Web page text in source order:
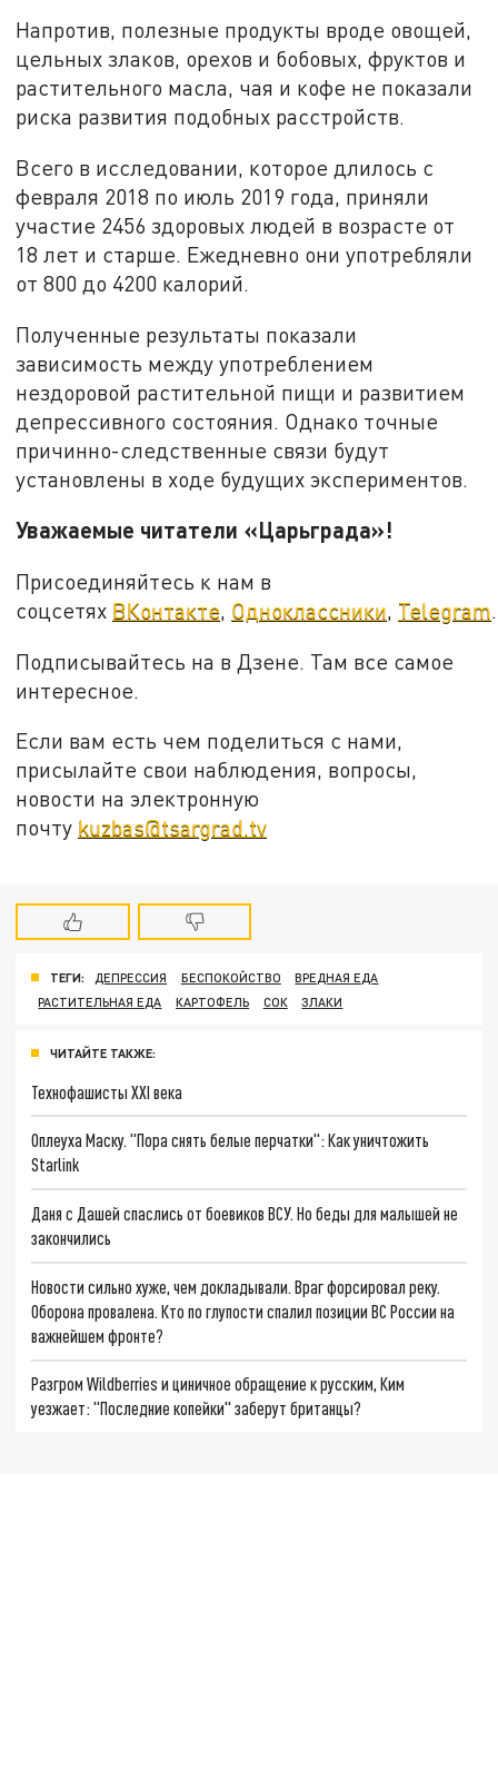
Напротив, полезные продукты вроде овощей,
цельных злаков, орехов и бобовых, фруктов и
растительного масла, чая и кофе не показали
риска развития подобных расстройств.
Всего в исследовании, которое длилось с
февраля 2018 по июль 2019 года, приняли
участие 2456 здоровых людей в возрасте от
18 лет и старше. Ежедневно они употребляли
от 800 до 4200 калорий.
Полученные результаты показали
зависимость между употреблением
нездоровой растительной пищи и развитием
депрессивного состояния. Однако точные
причинно-следственные связи будут
установлены в ходе будущих экспериментов.
Уважаемые читатели «Царьграда»!
Присоединяйтесь к нам в
соцсетях ВКонтакте, Одноклассники, Telegram.
Подписывайтесь на в Дзене. Там все самое
интересное.
Если вам есть чем поделиться с нами,
присылайте свои наблюдения, вопросы,
новости на электронную
почту kuzbas@tsargrad.tv
ТЕГИ: ДЕПРЕССИЯ БЕСПОКОЙСТВО
ВРЕДНАЯ ЕДА
РАСТИТЕЛЬНАЯ ЕДА
КАРТОФЕЛЬ СОК ЗЛАКИ
ЧИТАЙТЕ ТАКЖЕ:
Технофашисты XXI века
Оплеуха Маску. "Пора снять белые перчатки": Как уничтожить
Starlink
Даня с Дашей спаслись от боевиков ВСУ. Но беды для малышей не
закончились
Новости сильно хуже, чем докладывали. Враг форсировал реку.
Оборона провалена. Кто по глупости спалил позиции ВС России на
важнейшем фронте?
Разгром Wildberries и циничное обращение к русским, Ким
уезжает: "Последние копейки" заберут британцы?